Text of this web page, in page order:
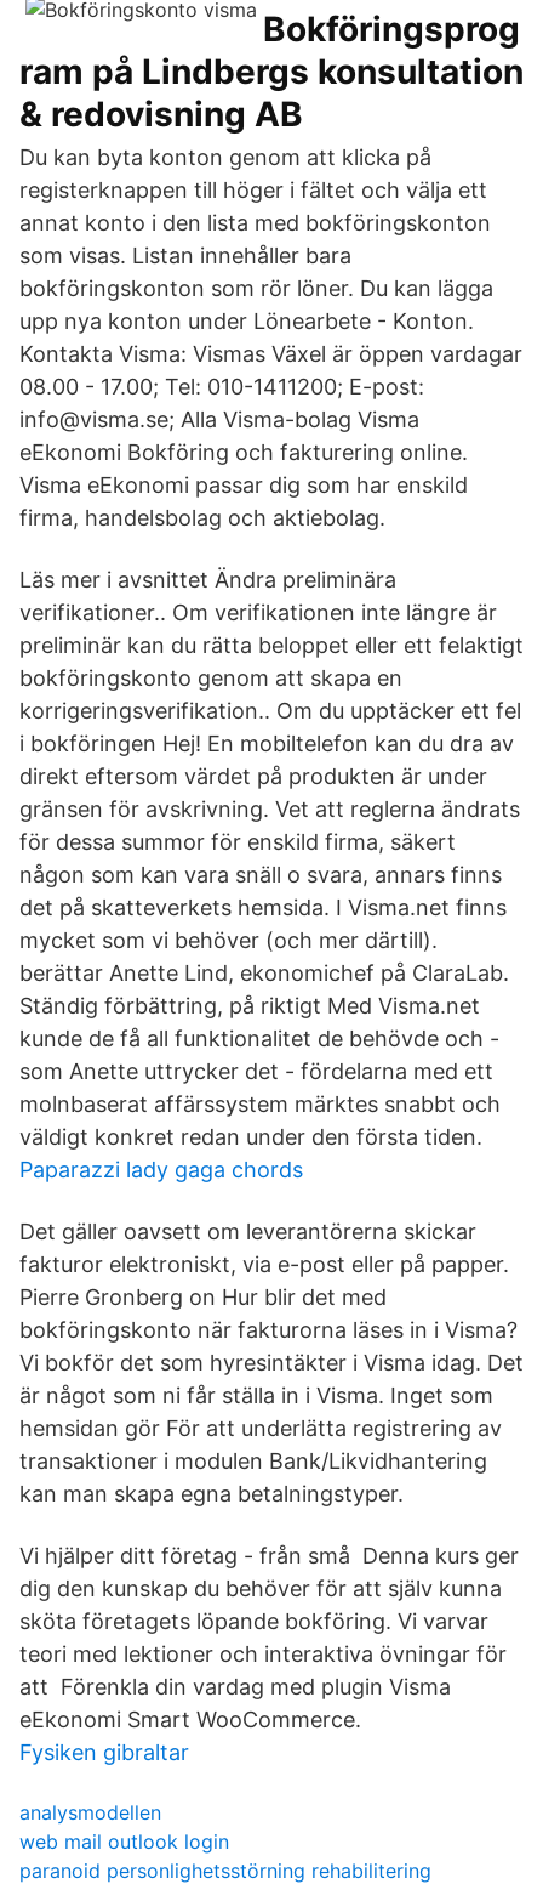
Bokföringsprog
ram på Lindbergs konsultation
& redovisning AB
Du kan byta konton genom att klicka på
registerknappen till höger i fältet och välja ett
annat konto i den lista med bokföringskonton
som visas. Listan innehåller bara
bokföringskonton som rör löner. Du kan lägga
upp nya konton under Lönearbete - Konton.
Kontakta Visma: Vismas Växel är öppen vardagar
08.00 - 17.00; Tel: 010-1411200; E-post:
info@visma.se; Alla Visma-bolag Visma
eEkonomi Bokföring och fakturering online.
Visma eEkonomi passar dig som har enskild
firma, handelsbolag och aktiebolag.
Läs mer i avsnittet Ändra preliminära
verifikationer.. Om verifikationen inte längre är
preliminär kan du rätta beloppet eller ett felaktigt
bokföringskonto genom att skapa en
korrigeringsverifikation.. Om du upptäcker ett fel
i bokföringen Hej! En mobiltelefon kan du dra av
direkt eftersom värdet på produkten är under
gränsen för avskrivning. Vet att reglerna ändrats
för dessa summor för enskild firma, säkert
någon som kan vara snäll o svara, annars finns
det på skatteverkets hemsida. I Visma.net finns
mycket som vi behöver (och mer därtill).
berättar Anette Lind, ekonomichef på ClaraLab.
Ständig förbättring, på riktigt Med Visma.net
kunde de få all funktionalitet de behövde och -
som Anette uttrycker det - fördelarna med ett
molnbaserat affärssystem märktes snabbt och
väldigt konkret redan under den första tiden.
Paparazzi lady gaga chords
Det gäller oavsett om leverantörerna skickar
fakturor elektroniskt, via e-post eller på papper.
Pierre Gronberg on Hur blir det med
bokföringskonto när fakturorna läses in i Visma?
Vi bokför det som hyresintäkter i Visma idag. Det
är något som ni får ställa in i Visma. Inget som
hemsidan gör För att underlätta registrering av
transaktioner i modulen Bank/Likvidhantering
kan man skapa egna betalningstyper.
Vi hjälper ditt företag - från små Denna kurs ger
dig den kunskap du behöver för att själv kunna
sköta företagets löpande bokföring. Vi varvar
teori med lektioner och interaktiva övningar för
att Förenkla din vardag med plugin Visma
eEkonomi Smart WooCommerce.
Fysiken gibraltar
analysmodellen
web mail outlook login
paranoid personlighetsstörning rehabilitering